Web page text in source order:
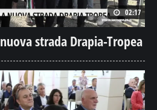
02:17
strada Drapia-Tropea